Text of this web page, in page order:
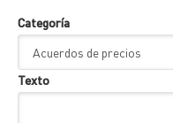
Categoría
Texto